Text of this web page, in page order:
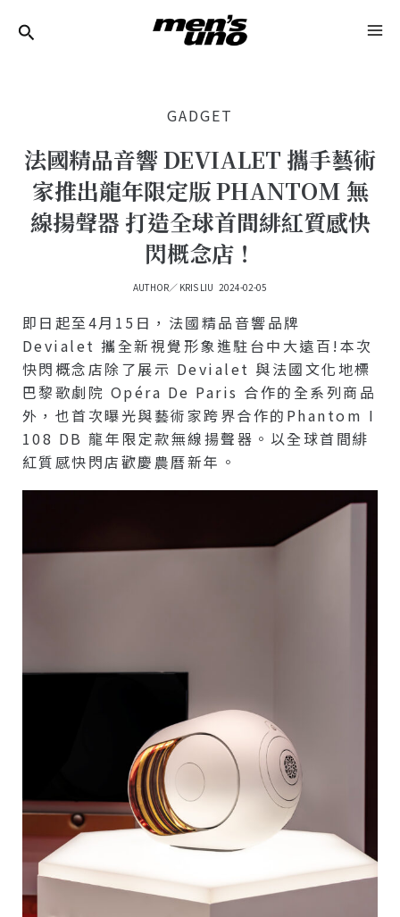
GADGET
法國精品音響 DEVIALET 攜手藝術
家推出龍年限定版 PHANTOM 無
線揚聲器 打造全球首間緋紅質感快
閃概念店！
AUTHOR／ KRIS LIU 2024-02-05
即日起至4月15日，法國精品音響品牌
Devialet 攜全新視覺形象進駐台中大遠百!本次
快閃概念店除了展示 Devialet 與法國文化地標
巴黎歌劇院 Opéra De Paris 合作的全系列商品
外，也首次曝光與藝術家跨界合作的Phantom I
108 DB 龍年限定款無線揚聲器。以全球首間緋
紅質感快閃店歡慶農曆新年。
Navigation